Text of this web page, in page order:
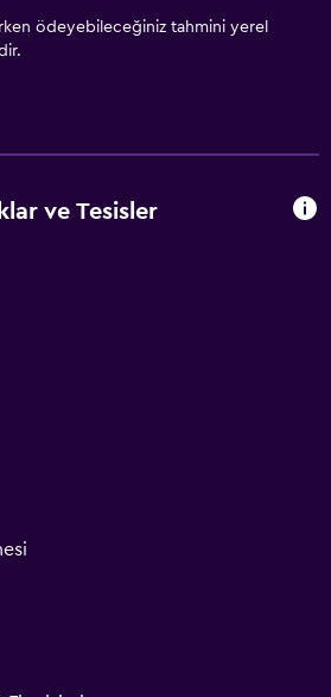
ödeyebileceğiniz tahmini yerel
ve Tesisler